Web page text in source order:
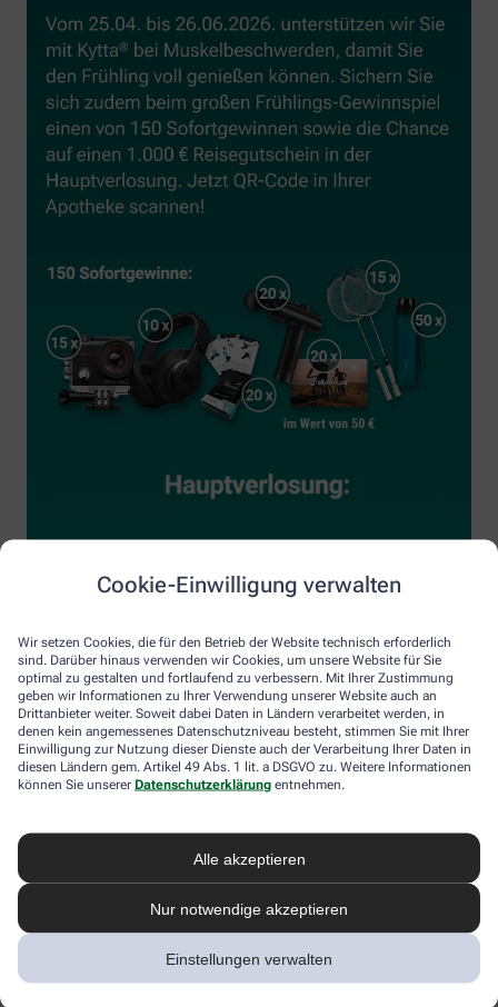
Cookie-Einwilligung verwalten
Wir setzen Cookies, die für den Betrieb der Website technisch erforderlich
sind. Darüber hinaus verwenden wir Cookies, um unsere Website für Sie
optimal zu gestalten und fortlaufend zu verbessern. Mit Ihrer Zustimmung
geben wir Informationen zu Ihrer Verwendung unserer Website auch an
Drittanbieter weiter. Soweit dabei Daten in Ländern verarbeitet werden, in
denen kein angemessenes Datenschutzniveau besteht, stimmen Sie mit Ihrer
Einwilligung zur Nutzung dieser Dienste auch der Verarbeitung Ihrer Daten in
diesen Ländern gem. Artikel 49 Abs. 1 lit. a DSGVO zu. Weitere Informationen
können Sie unserer Datenschutzerklärung entnehmen.
Alle akzeptieren
Nur notwendige akzeptieren
Einstellungen verwalten